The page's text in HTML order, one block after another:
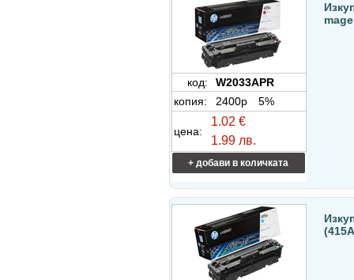
код:
W2033APR
копия:
2400p 5%
цена:
1.02 €
1.99 лв.
+ добави в количката